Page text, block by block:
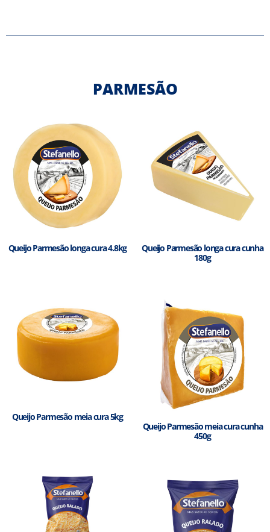
PARMESÃO
Queijo Parmesão longa cura 4.8kg
Queijo Parmesão longa cura cunha
180g
Queijo Parmesão meia cura 5kg
Queijo Parmesão meia cura cunha
450g